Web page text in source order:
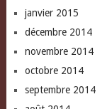
janvier 2015
décembre 2014
novembre 2014
octobre 2014
septembre 2014